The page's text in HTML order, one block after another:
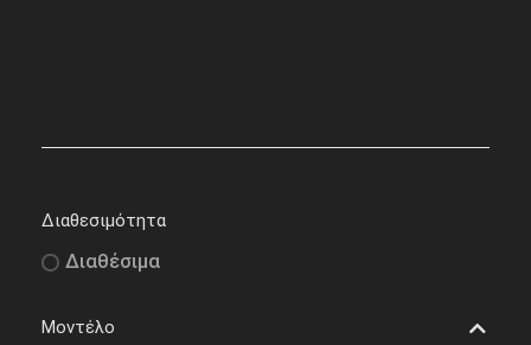
Διαθεσιμότητα
Διαθέσιμα
Μοντέλο